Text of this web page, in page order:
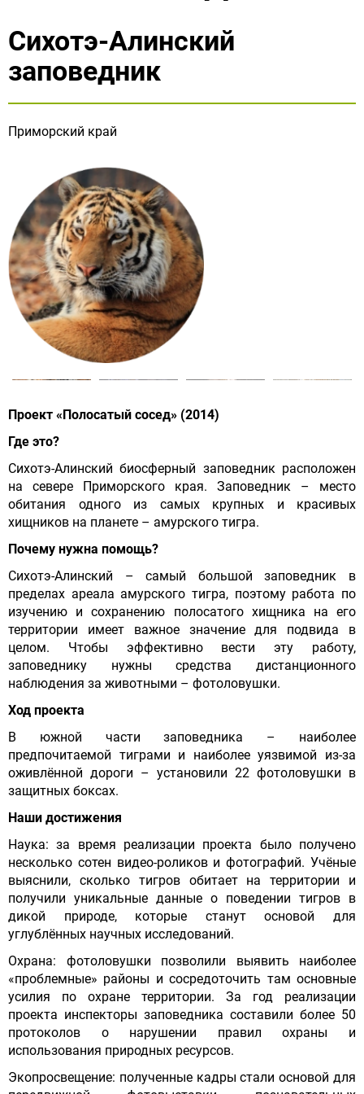
Сихотэ-Алинский
заповедник
Приморский край
Проект «Полосатый сосед» (2014)
Где это?
Сихотэ-Алинский биосферный заповедник расположен
на севере Приморского края. Заповедник – место
обитания одного из самых крупных и красивых
хищников на планете – амурского тигра.
Почему нужна помощь?
Сихотэ-Алинский – самый большой заповедник в
пределах ареала амурского тигра, поэтому работа по
изучению и сохранению полосатого хищника на его
территории имеет важное значение для подвида в
целом. Чтобы эффективно вести эту работу,
заповеднику нужны средства дистанционного
наблюдения за животными – фотоловушки.
Ход проекта
В южной части заповедника – наиболее
предпочитаемой тиграми и наиболее уязвимой из-за
оживлённой дороги – установили 22 фотоловушки в
защитных боксах.
Наши достижения
Наука: за время реализации проекта было получено
несколько сотен видео-роликов и фотографий. Учёные
выяснили, сколько тигров обитает на территории и
получили уникальные данные о поведении тигров в
дикой природе, которые станут основой для
углублённых научных исследований.
Охрана: фотоловушки позволили выявить наиболее
«проблемные» районы и сосредоточить там основные
усилия по охране территории. За год реализации
проекта инспекторы заповедника составили более 50
протоколов о нарушении правил охраны и
использования природных ресурсов.
Экопросвещение: полученные кадры стали основой для